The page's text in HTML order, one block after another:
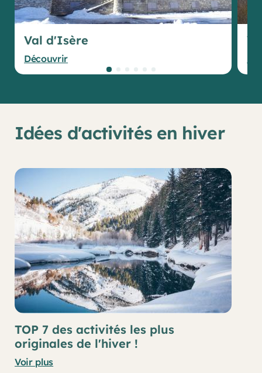
Val d'Isère
Découvrir
Idées d'activités en hiver
TOP 7 des activités les plus
originales de l'hiver !
Voir plus